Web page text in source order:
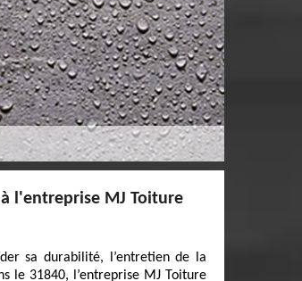
l'entreprise MJ Toiture
sa durabilité, l’entretien de la
le 31840, l’entreprise MJ Toiture